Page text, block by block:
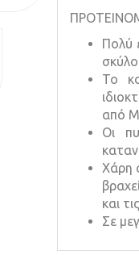
Πολύ
Το
από
Οι
Χάρη
και
Σε